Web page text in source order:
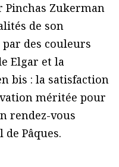
Pinchas Zukerman
de son
des couleurs
Elgar et la
bis : la satisfaction
méritée pour
rendez-vous
Pâques.